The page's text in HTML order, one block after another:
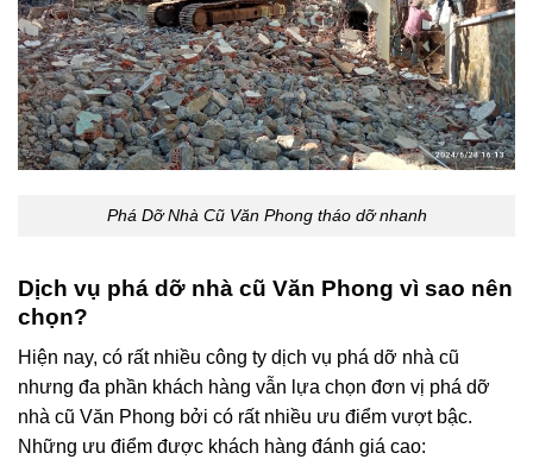
Phá Dỡ Nhà Cũ Văn Phong tháo dỡ nhanh
Dịch vụ phá dỡ nhà cũ Văn Phong vì sao nên
chọn?
Hiện nay, có rất nhiều công ty dịch vụ phá dỡ nhà cũ
nhưng đa phần khách hàng vẫn lựa chọn đơn vị phá dỡ
nhà cũ Văn Phong bởi có rất nhiều ưu điểm vượt bậc.
Những ưu điểm được khách hàng đánh giá cao: